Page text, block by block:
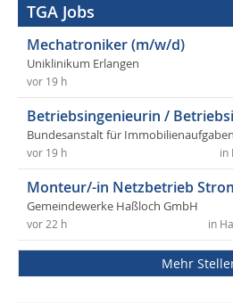
TGA Jobs
Mechatroniker (m/w/d)
Uniklinikum Erlangen
vor 19 h
Betriebsingenieurin /
Bundesanstalt für Immobilienaufgaben
in
vor 19 h
Monteur/-in Netzbetrieb
Gemeindewerke Haßloch GmbH
in
vor 22 h
Mehr